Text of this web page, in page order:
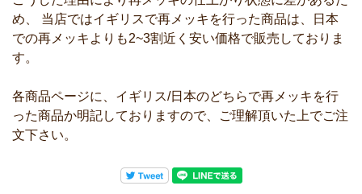
め、 当店ではイギリスで再メッキを行った商品は、日本
での再メッキよりも2~3割近く安い価格で販売しておりま
す。
各商品ページに、イギリス/日本のどちらで再メッキを行
った商品か明記しておりますので、ご理解頂いた上でご注
文下さい。